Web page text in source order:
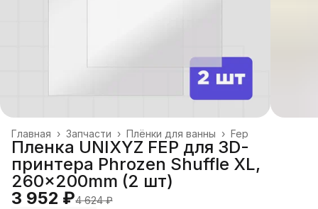
Fep
Плёнки для ванны ›
Запчасти ›
Главная ›
Пленка UNIXYZ FEP для 3D-
принтера Phrozen Shuffle XL,
260x200mm (2 шт)
3 952 ₽4 624 ₽